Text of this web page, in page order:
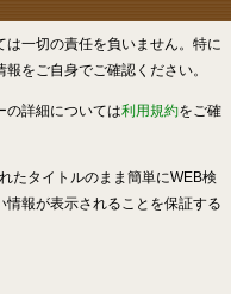
一切の責任を負いません。特に
をご自身でご確認ください。
の詳細については利用規約をご確
たタイトルのまま簡単にWEB検
報が表示されることを保証する